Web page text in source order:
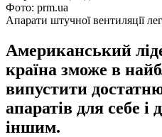
Фото: prm.ua
Апарати штучної вентиляції
Американський
країна зможе в
випустити
апаратів для себе і
іншим.